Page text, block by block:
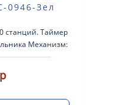
0946-Зел
станций. Таймер
Механизм:
..